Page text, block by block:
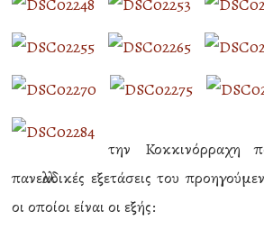
την Κοκκινόρραχη
πανελλαδικές εξετάσεις του
οι οποίοι είναι οι εξής: